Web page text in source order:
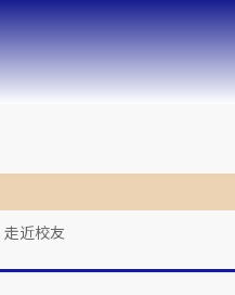
走近校友